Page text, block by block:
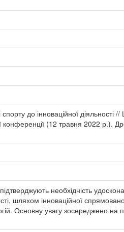
до інноваційної діяльності
конференції (12 травня 2022 р.).
необхідність
шляхом інноваційної
Основну увагу зосереджено на